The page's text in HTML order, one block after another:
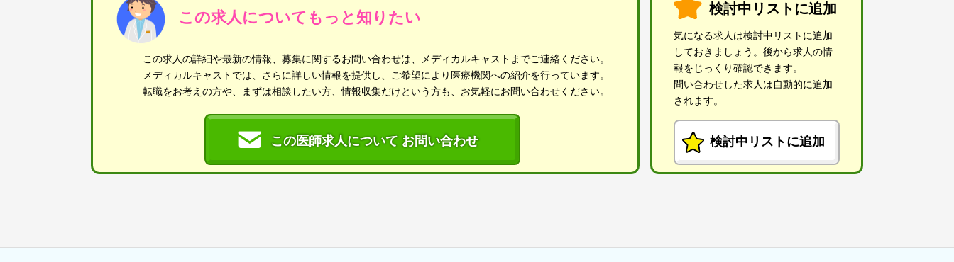
この求人についてもっと知りたい
この求人の詳細や最新の情報、募集に関するお問い合わせは、メディカルキャストまでご連絡ください。
メディカルキャストでは、さらに詳しい情報を提供し、ご希望により医療機関への紹介を行っています。
転職をお考えの方や、まずは相談したい方、情報収集だけという方も、お気軽にお問い合わせください。
この医師求人について お問い合わせ
検討中リストに追加
気になる求人は検討中リストに追加
しておきましょう。後から求人の情
報をじっくり確認できます。
問い合わせした求人は自動的に追加
されます。
検討中リストに追加